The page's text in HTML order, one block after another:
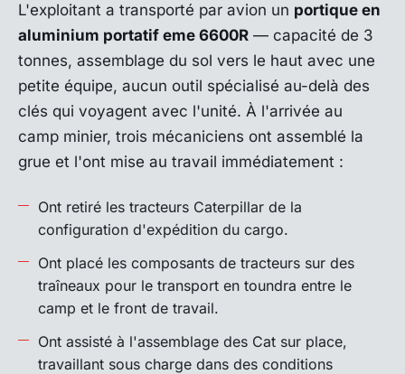
L'exploitant a transporté par avion un portique en
aluminium portatif eme 6600R — capacité de 3
tonnes, assemblage du sol vers le haut avec une
petite équipe, aucun outil spécialisé au-delà des
clés qui voyagent avec l'unité. À l'arrivée au
camp minier, trois mécaniciens ont assemblé la
grue et l'ont mise au travail immédiatement :
Ont retiré les tracteurs Caterpillar de la
configuration d'expédition du cargo.
Ont placé les composants de tracteurs sur des
traîneaux pour le transport en toundra entre le
camp et le front de travail.
Ont assisté à l'assemblage des Cat sur place,
travaillant sous charge dans des conditions